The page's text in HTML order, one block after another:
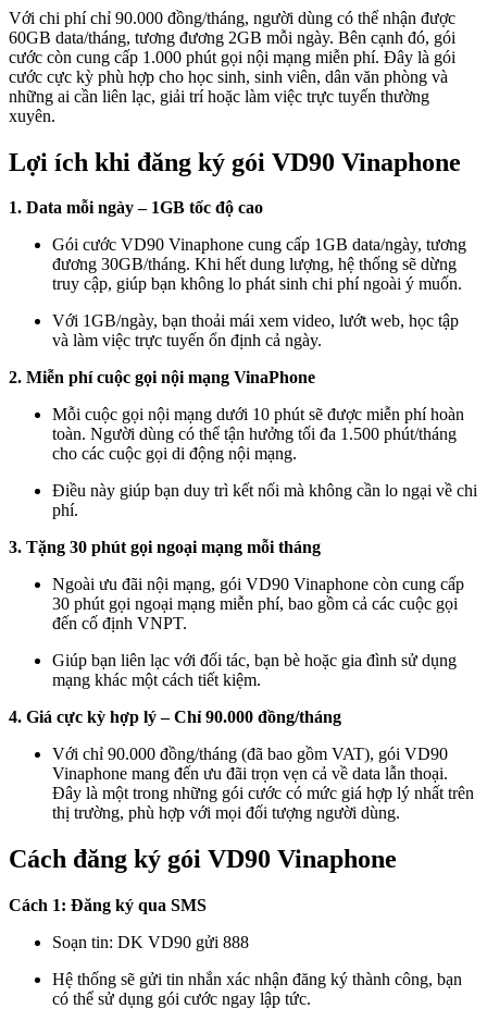
Với chi phí chỉ 90.000 đồng/tháng, người dùng có thể nhận được
60GB data/tháng, tương đương 2GB mỗi ngày. Bên cạnh đó, gói
cước còn cung cấp 1.000 phút gọi nội mạng miễn phí. Đây là gói
cước cực kỳ phù hợp cho học sinh, sinh viên, dân văn phòng và
những ai cần liên lạc, giải trí hoặc làm việc trực tuyến thường
xuyên.
Lợi ích khi đăng ký gói VD90 Vinaphone
1. Data mỗi ngày – 1GB tốc độ cao
Gói cước VD90 Vinaphone cung cấp 1GB data/ngày, tương
đương 30GB/tháng. Khi hết dung lượng, hệ thống sẽ dừng
truy cập, giúp bạn không lo phát sinh chi phí ngoài ý muốn.
Với 1GB/ngày, bạn thoải mái xem video, lướt web, học tập
và làm việc trực tuyến ổn định cả ngày.
2. Miễn phí cuộc gọi nội mạng VinaPhone
Mỗi cuộc gọi nội mạng dưới 10 phút sẽ được miễn phí hoàn
toàn. Người dùng có thể tận hưởng tối đa 1.500 phút/tháng
cho các cuộc gọi di động nội mạng.
Điều này giúp bạn duy trì kết nối mà không cần lo ngại về chi
phí.
3. Tặng 30 phút gọi ngoại mạng mỗi tháng
Ngoài ưu đãi nội mạng, gói VD90 Vinaphone còn cung cấp
30 phút gọi ngoại mạng miễn phí, bao gồm cả các cuộc gọi
đến cố định VNPT.
Giúp bạn liên lạc với đối tác, bạn bè hoặc gia đình sử dụng
mạng khác một cách tiết kiệm.
4. Giá cực kỳ hợp lý – Chỉ 90.000 đồng/tháng
Với chỉ 90.000 đồng/tháng (đã bao gồm VAT), gói VD90
Vinaphone mang đến ưu đãi trọn vẹn cả về data lẫn thoại.
Đây là một trong những gói cước có mức giá hợp lý nhất trên
thị trường, phù hợp với mọi đối tượng người dùng.
Cách đăng ký gói VD90 Vinaphone
Cách 1: Đăng ký qua SMS
Soạn tin: DK VD90 gửi 888
Hệ thống sẽ gửi tin nhắn xác nhận đăng ký thành công, bạn
có thể sử dụng gói cước ngay lập tức.